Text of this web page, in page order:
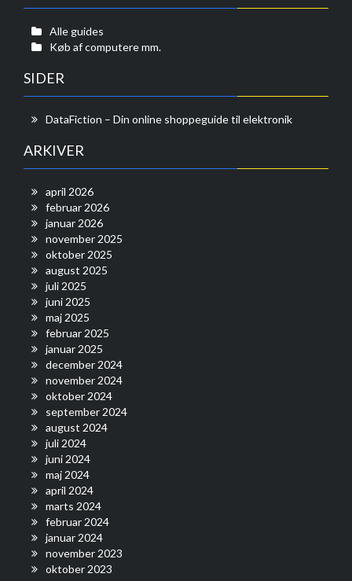
Alle guides
Køb af computere mm.
SIDER
DataFiction – Din online shoppeguide til elektronik
ARKIVER
april 2026
februar 2026
januar 2026
november 2025
oktober 2025
august 2025
juli 2025
juni 2025
maj 2025
februar 2025
januar 2025
december 2024
november 2024
oktober 2024
september 2024
august 2024
juli 2024
juni 2024
maj 2024
april 2024
marts 2024
februar 2024
januar 2024
november 2023
oktober 2023